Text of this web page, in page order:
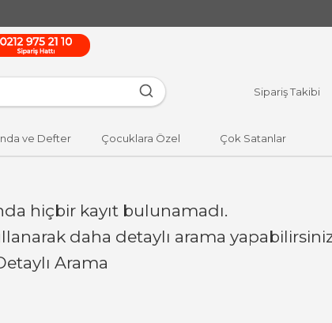
Sipariş Takibi
ve Defter Çocuklara Özel Çok Satanlar
hiçbir kayıt bulunamadı.
daha detaylı arama
Arama